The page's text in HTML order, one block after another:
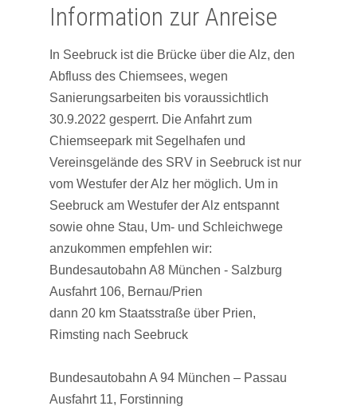
Information zur Anreise
In Seebruck ist die Brücke über die Alz, den
Abfluss des Chiemsees, wegen
Sanierungsarbeiten bis voraussichtlich
30.9.2022 gesperrt. Die Anfahrt zum
Chiemseepark mit Segelhafen und
Vereinsgelände des SRV in Seebruck ist nur
vom Westufer der Alz her möglich. Um in
Seebruck am Westufer der Alz entspannt
sowie ohne Stau, Um- und Schleichwege
anzukommen empfehlen wir:
Bundesautobahn A8 München - Salzburg
Ausfahrt 106, Bernau/Prien
dann 20 km Staatsstraße über Prien,
Rimsting nach Seebruck
Bundesautobahn A 94 München – Passau
Ausfahrt 11, Forstinning